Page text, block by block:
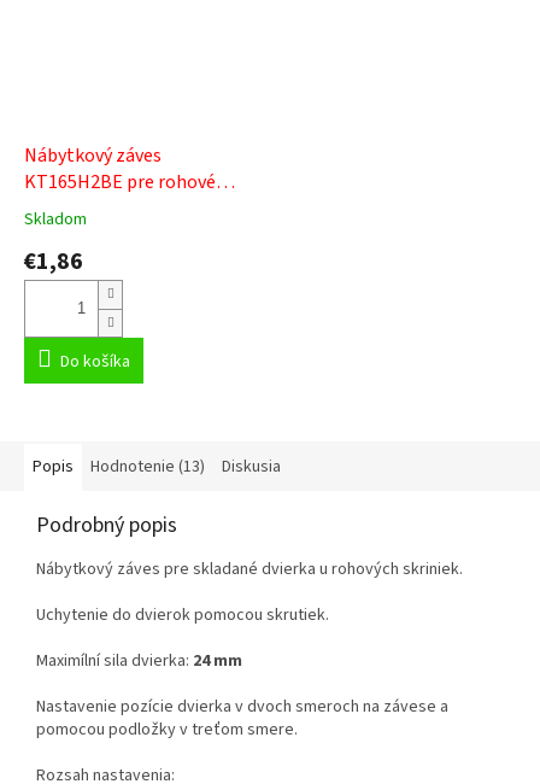
Nábytkový záves
KT165H2BE pre rohové
dvierka + podložka 165°
Priemerné
produktu
z
hviezdičiek.
Skladom
€1,86
Do košíka
Popis Hodnotenie (13) Diskusia
Podrobný popis
Nábytkový záves pre skladané dvierka u rohových skriniek.
Uchytenie do dvierok pomocou skrutiek.
Maximílní sila dvierka: 24 mm
Nastavenie pozície dvierka v dvoch smeroch na závese a
pomocou podložky v treťom smere.
Rozsah nastavenia: